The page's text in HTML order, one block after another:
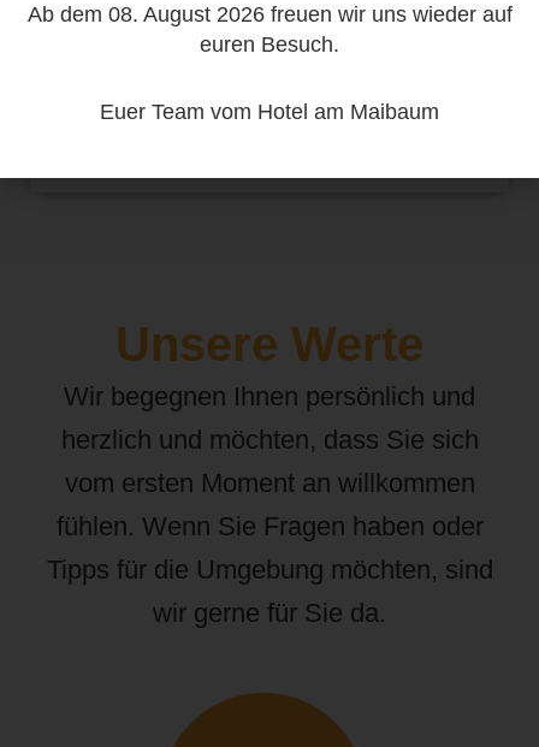
Roomservice
Unsere Werte
Wir begegnen Ihnen persönlich und
herzlich und möchten, dass Sie sich
vom ersten Moment an willkommen
fühlen. Wenn Sie Fragen haben oder
Tipps für die Umgebung möchten, sind
wir gerne für Sie da.
Ab dem 08. August 2026 freuen wir uns wieder auf
euren Besuch.
Euer Team vom Hotel am Maibaum